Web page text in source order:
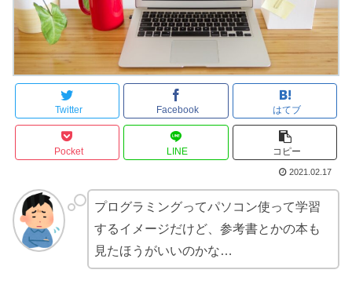
Twitter Facebook はてブ
Pocket LINE コピー
2021.02.17
プログラミングってパソコン使って学習
するイメージだけど、参考書とかの本も
見たほうがいいのかな…